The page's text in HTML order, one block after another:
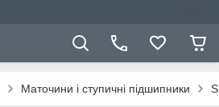
Маточини і ступичні підшипники